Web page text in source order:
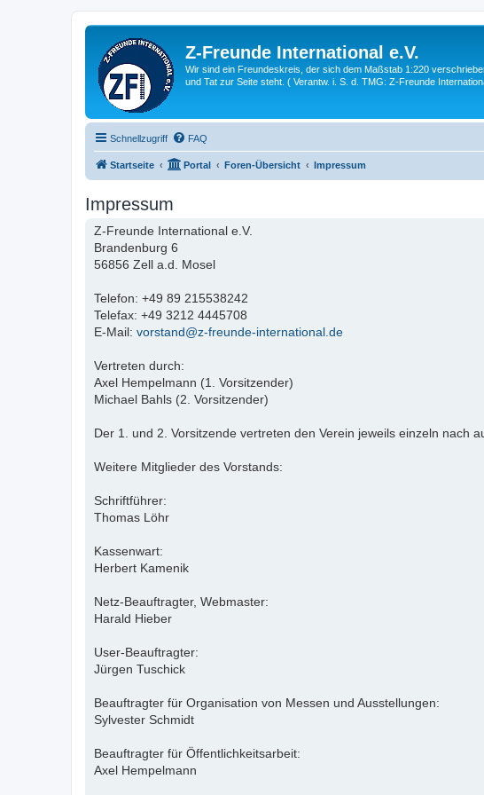
Z-Freunde International e.V.
Wir sind ein Freundeskreis, der sich dem Maßstab 1:220
und Tat zur Seite steht. ( Verantw. i. S. d. TMG: Z-Freunde
Schnellzugriff FAQ
Startseite Portal Foren-Übersicht Impressum
Impressum
Z-Freunde International e.V.
Brandenburg 6
56856 Zell a.d. Mosel
Telefon: +49 89 215538242
Telefax: +49 3212 4445708
E-Mail: vorstand@z-freunde-international.de
Vertreten durch:
Axel Hempelmann (1. Vorsitzender)
Michael Bahls (2. Vorsitzender)
Der 1. und 2. Vorsitzende vertreten den Verein jeweils einzeln nach
Weitere Mitglieder des Vorstands:
Schriftführer:
Thomas Löhr
Kassenwart:
Herbert Kamenik
Netz-Beauftragter, Webmaster:
Harald Hieber
User-Beauftragter:
Jürgen Tuschick
Beauftragter für Organisation von Messen und Ausstellungen:
Sylvester Schmidt
Beauftragter für Öffentlichkeitsarbeit:
Axel Hempelmann